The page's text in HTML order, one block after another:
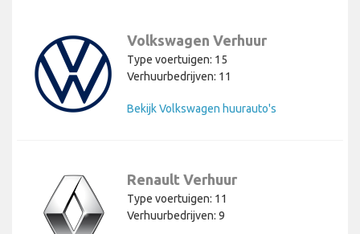
Volkswagen Verhuur
Type voertuigen: 15
Verhuurbedrijven: 11
Bekijk Volkswagen huurauto's
Renault Verhuur
Type voertuigen: 11
Verhuurbedrijven: 9